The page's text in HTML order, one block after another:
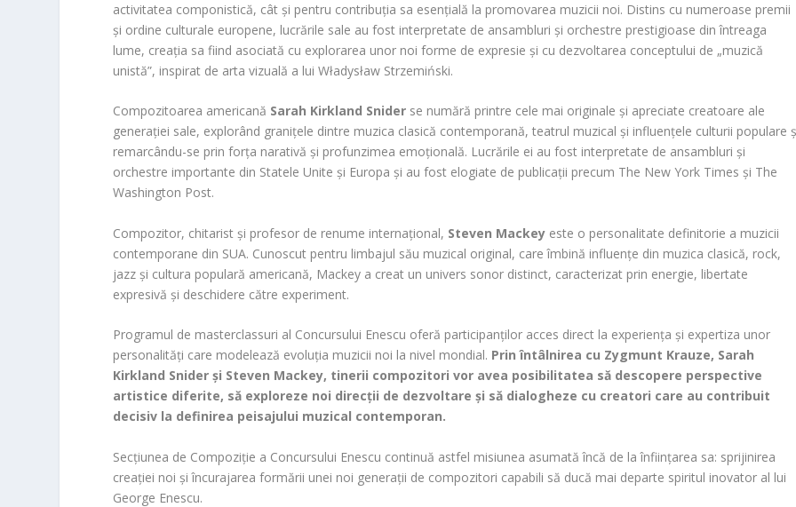
activitatea componistică, cât și pentru contribuția sa esențială la promovarea muzicii noi. Distins cu numeroase premii
și ordine culturale europene, lucrările sale au fost interpretate de ansambluri și orchestre prestigioase din întreaga
lume, creația sa fiind asociată cu explorarea unor noi forme de expresie și cu dezvoltarea conceptului de „muzică
unistă”, inspirat de arta vizuală a lui Władysław Strzemiński.
Compozitoarea americană Sarah Kirkland Snider se numără printre cele mai originale și apreciate creatoare ale
generației sale, explorând granițele dintre muzica clasică contemporană, teatrul muzical și influențele culturii populare
remarcându-se prin forța narativă și profunzimea emoțională. Lucrările ei au fost interpretate de ansambluri și
orchestre importante din Statele Unite și Europa și au fost elogiate de publicații precum The New York Times și The
Washington Post.
Compozitor, chitarist și profesor de renume internațional, Steven Mackey este o personalitate definitorie a muzicii
contemporane din SUA. Cunoscut pentru limbajul său muzical original, care îmbină influențe din muzica clasică, rock,
jazz și cultura populară americană, Mackey a creat un univers sonor distinct, caracterizat prin energie, libertate
expresivă și deschidere către experiment.
Programul de masterclassuri al Concursului Enescu oferă participanților acces direct la experiența și expertiza unor
personalități care modelează evoluția muzicii noi la nivel mondial. Prin întâlnirea cu Zygmunt Krauze, Sarah
Kirkland Snider și Steven Mackey, tinerii compozitori vor avea posibilitatea să descopere perspective
artistice diferite, să exploreze noi direcții de dezvoltare și să dialogheze cu creatori care au contribuit
decisiv la definirea peisajului muzical contemporan.
Secțiunea de Compoziție a Concursului Enescu continuă astfel misiunea asumată încă de la înființarea sa: sprijinirea
creației noi și încurajarea formării unei noi generații de compozitori capabili să ducă mai departe spiritul inovator al lui
George Enescu.